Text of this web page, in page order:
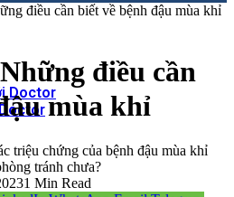
Doctor
điều cần biết về bệnh đậu mùa khỉ
điều cần
mùa khỉ
triệu chứng của bệnh đậu mùa khỉ
tránh chưa?
1 Min Read